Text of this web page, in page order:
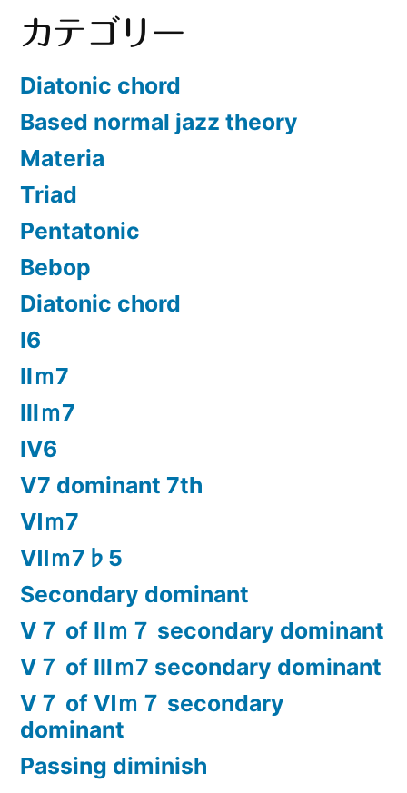
カテゴリー
Diatonic chord
Based normal jazz theory
Materia
Triad
Pentatonic
Bebop
Diatonic chord
Ⅰ6
Ⅱｍ7
Ⅲｍ7
Ⅳ6
Ⅴ7 dominant 7th
Ⅵｍ7
Ⅶｍ7♭5
Secondary dominant
Ⅴ７ of Ⅱｍ７ secondary dominant
Ⅴ７ of Ⅲｍ7 secondary dominant
Ⅴ７ of Ⅵｍ７ secondary
dominant
Passing diminish